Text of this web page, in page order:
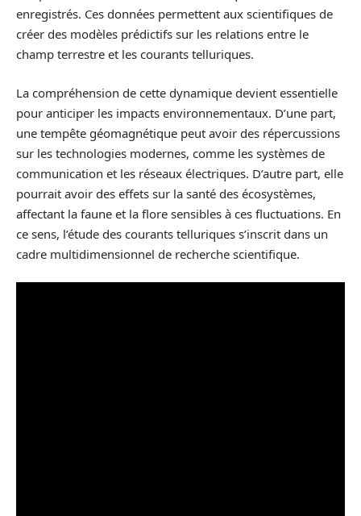
enregistrés. Ces données permettent aux scientifiques de
créer des modèles prédictifs sur les relations entre le
champ terrestre et les courants telluriques.
La compréhension de cette dynamique devient essentielle
pour anticiper les impacts environnementaux. D’une part,
une tempête géomagnétique peut avoir des répercussions
sur les technologies modernes, comme les systèmes de
communication et les réseaux électriques. D’autre part, elle
pourrait avoir des effets sur la santé des écosystèmes,
affectant la faune et la flore sensibles à ces fluctuations. En
ce sens, l’étude des courants telluriques s’inscrit dans un
cadre multidimensionnel de recherche scientifique.